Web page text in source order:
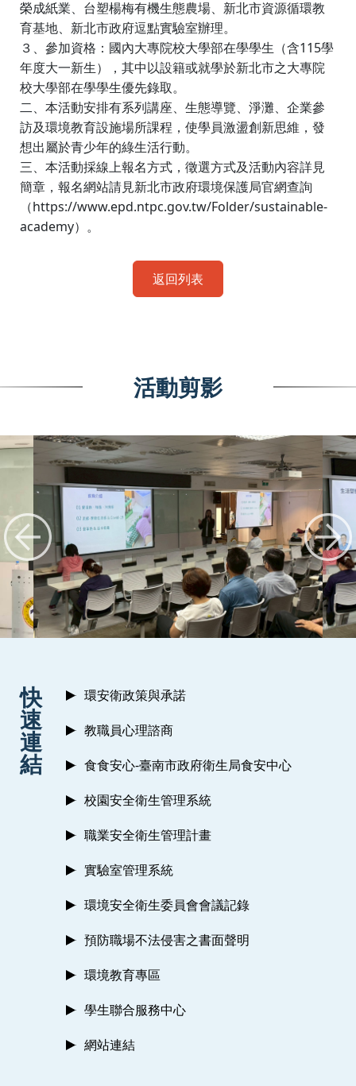
榮成紙業、台塑楊梅有機生態農場、新北市資源循環教
育基地、新北市政府逗點實驗室辦理。
３、參加資格：國內大專院校大學部在學學生（含115學
年度大一新生），其中以設籍或就學於新北市之大專院
校大學部在學學生優先錄取。
二、本活動安排有系列講座、生態導覽、淨灘、企業參
訪及環境教育設施場所課程，使學員激盪創新思維，發
想出屬於青少年的綠生活行動。
三、本活動採線上報名方式，徵選方式及活動內容詳見
簡章，報名網站請見新北市政府環境保護局官網查詢
（https://www.epd.ntpc.gov.tw/Folder/sustainable-
academy）。
返回列表
活動剪影
快
速
連
結
環安衛政策與承諾
教職員心理諮商
食食安心-臺南市政府衛生局食安中心
校園安全衛生管理系統
職業安全衛生管理計畫
實驗室管理系統
環境安全衛生委員會會議記錄
預防職場不法侵害之書面聲明
環境教育專區
學生聯合服務中心
網站連結